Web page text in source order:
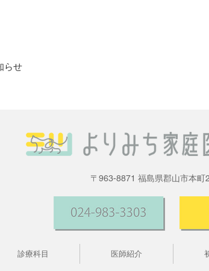
らせ
〒963-8871 福島県郡山市本町
診療科目 医師紹介